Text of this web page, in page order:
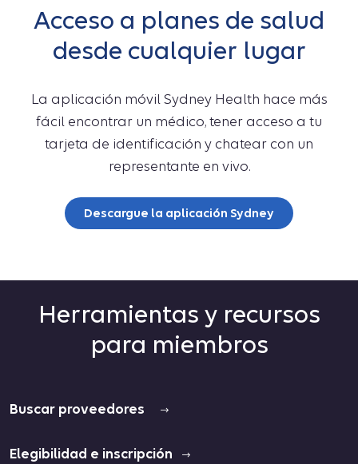
Acceso a planes de salud
desde cualquier lugar
La aplicación móvil Sydney Health hace más
fácil encontrar un médico, tener acceso a tu
tarjeta de identificación y chatear con un
representante en vivo.
Descargue la aplicación Sydney
Herramientas y recursos
para miembros
Buscar proveedores
Elegibilidad e inscripción